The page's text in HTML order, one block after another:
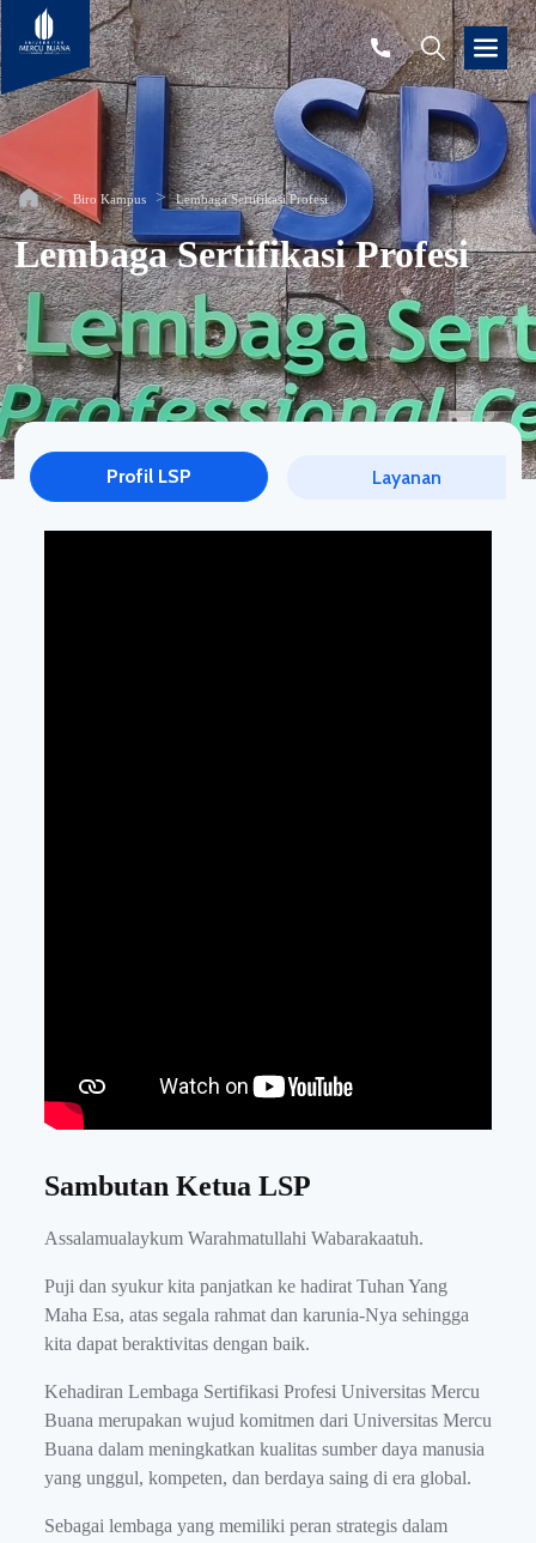
Biro Kampus Lembaga Sertifikasi Profesi
Lembaga Sertifikasi Profesi
Profil LSP Layanan
Sambutan Ketua LSP
Assalamualaykum Warahmatullahi Wabarakaatuh.
Puji dan syukur kita panjatkan ke hadirat Tuhan Yang
Maha Esa, atas segala rahmat dan karunia-Nya sehingga
kita dapat beraktivitas dengan baik.
Kehadiran Lembaga Sertifikasi Profesi Universitas Mercu
Buana merupakan wujud komitmen dari Universitas Mercu
Buana dalam meningkatkan kualitas sumber daya manusia
yang unggul, kompeten, dan berdaya saing di era global.
Sebagai lembaga yang memiliki peran strategis dalam